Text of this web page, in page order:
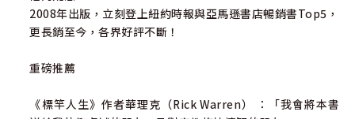
2008年出版，立刻登上紐約時報與亞馬遜書店暢銷書Top5，
更長銷至今，各界好評不斷！
重磅推薦
《標竿人生》作者華理克（Rick Warren） ：「我會將本書